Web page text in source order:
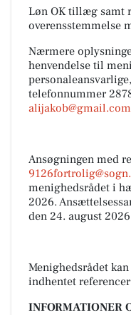
Løn OK tillæg samt
overensstemmelse
Nærmere
henvendelse til
telefonnummer
alijakob@gmail.com
Ansøgningen med
menighedsrådet i
2026.
den 24. august
Menighedsrådet
indhentet
INFORMATIONER